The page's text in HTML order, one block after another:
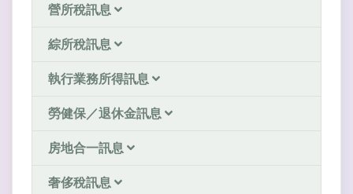
營所稅訊息
綜所稅訊息
執行業務所得訊息
勞健保／退休金訊息
房地合一訊息
奢侈稅訊息